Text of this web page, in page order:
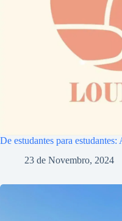
De estudantes para
23 de Novembro, 2024